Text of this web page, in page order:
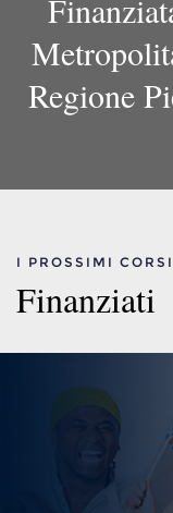
Regione
I PROSSIMI CORSI
Finanziati